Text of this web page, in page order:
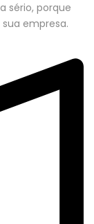
sério, porque
empresa.